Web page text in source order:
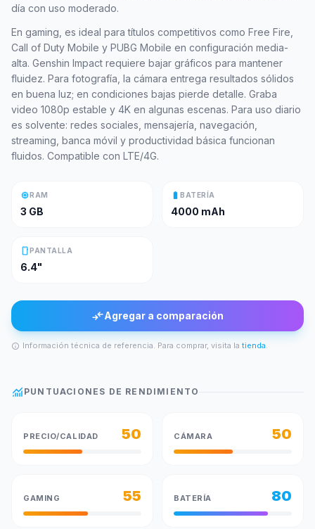
día con uso moderado.
En gaming, es ideal para títulos competitivos como Free Fire,
Call of Duty Mobile y PUBG Mobile en configuración media-
alta. Genshin Impact requiere bajar gráficos para mantener
fluidez. Para fotografía, la cámara entrega resultados sólidos
en buena luz; en condiciones bajas pierde detalle. Graba
video 1080p estable y 4K en algunas escenas. Para uso diario
es solvente: redes sociales, mensajería, navegación,
streaming, banca móvil y productividad básica funcionan
fluidos. Compatible con LTE/4G.
memoryRAM
3 GB
battery_full BATERÍA
4000 mAh
smartphonePANTALLA
6.4"
compare_arrowsAgregar a comparación
info Información técnica de referencia. Para comprar, visita la tienda.
monitoring PUNTUACIONES DE RENDIMIENTO
PRECIO/CALIDAD 50 CÁMARA 50
GAMING 55 BATERÍA 80